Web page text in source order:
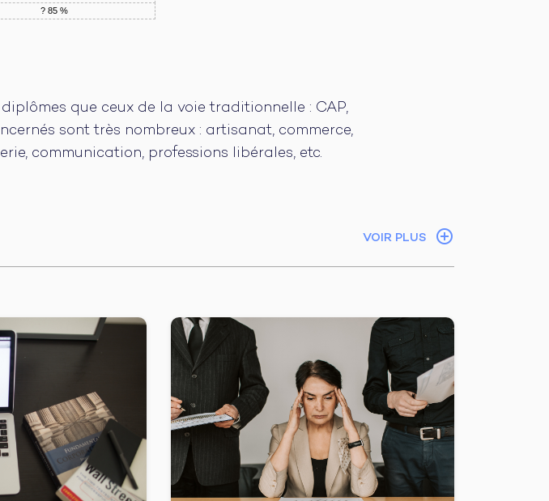
85 %
que ceux de la voie traditionnelle : CAP,
sont très nombreux : artisanat, commerce,
communication, professions libérales, etc.
VOIR PLUS